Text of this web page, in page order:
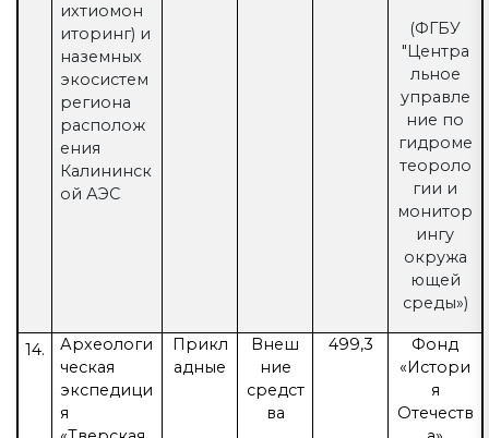
ихтиомон
иторинг) и
наземных
экосистем
региона
располож
ения
Калининск
ой АЭС
(ФГБУ
"Центра
льное
управле
ние по
гидроме
теороло
гии и
монитор
ингу
окружа
ющей
среды»)
14.
Археологи
ческая
экспедици
я
Прикл
адные
Внеш
ние
средст
ва
499,3
Фонд
«Истори
я
Отечеств